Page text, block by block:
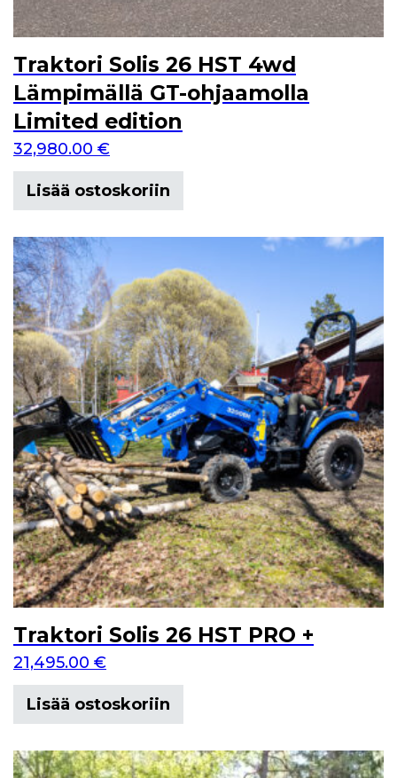
Traktori Solis 26 HST 4wd
Lämpimällä GT-ohjaamolla
Limited edition
32,980.00 €
Lisää ostoskoriin
Traktori Solis 26 HST PRO +
21,495.00 €
Lisää ostoskoriin